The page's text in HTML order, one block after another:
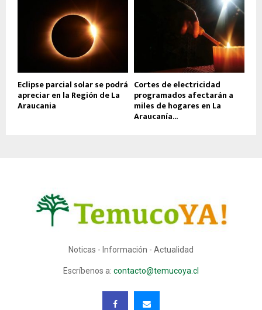
Eclipse parcial solar se podrá
apreciar en la Región de La
Araucania
Cortes de electricidad
programados afectarán a
miles de hogares en La
Araucanía...
Noticas - Información - Actualidad
Escríbenos a: contacto@temucoya.cl